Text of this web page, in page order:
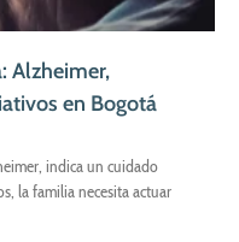
Alzheimer,
en Bogotá
indica un cuidado
la familia necesita actuar